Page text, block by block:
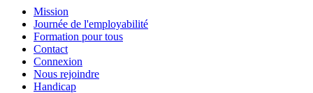
Mission
Journée de l'employabilité
Formation pour tous
Contact
Connexion
Nous rejoindre
Handicap